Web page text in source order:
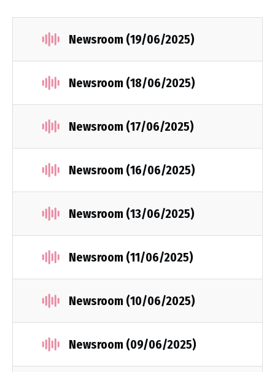
Newsroom (19/06/2025)
Newsroom (18/06/2025)
Newsroom (17/06/2025)
Newsroom (16/06/2025)
Newsroom (13/06/2025)
Newsroom (11/06/2025)
Newsroom (10/06/2025)
Newsroom (09/06/2025)